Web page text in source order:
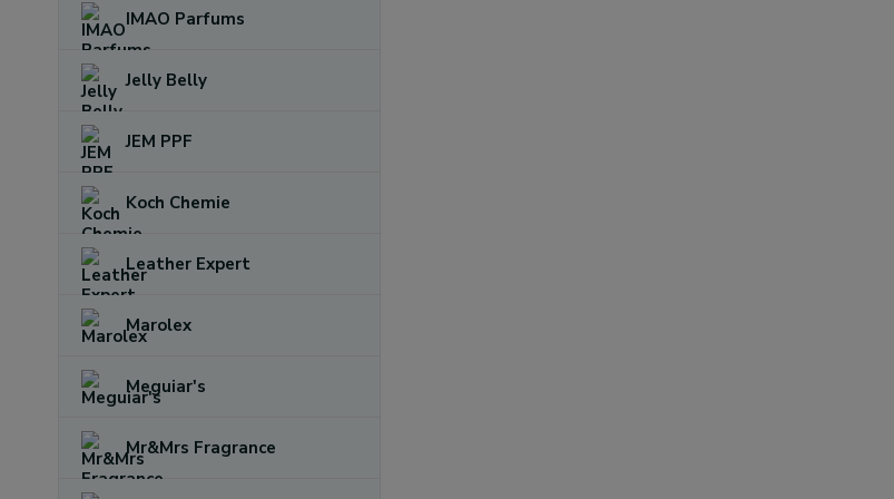
IMAO Parfums
Jelly Belly
JEM PPF
Koch Chemie
Leather Expert
Marolex
Meguiar's
Mr&Mrs Fragrance